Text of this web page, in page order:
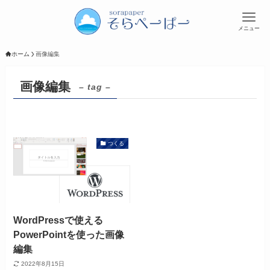
メニュー
ホーム 画像編集
画像編集 – tag –
つくる
WordPressで使える
PowerPointを使った画像
編集
2022年8月15日